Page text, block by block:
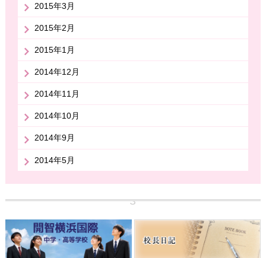
2015年3月
2015年2月
2015年1月
2014年12月
2014年11月
2014年10月
2014年9月
2014年5月